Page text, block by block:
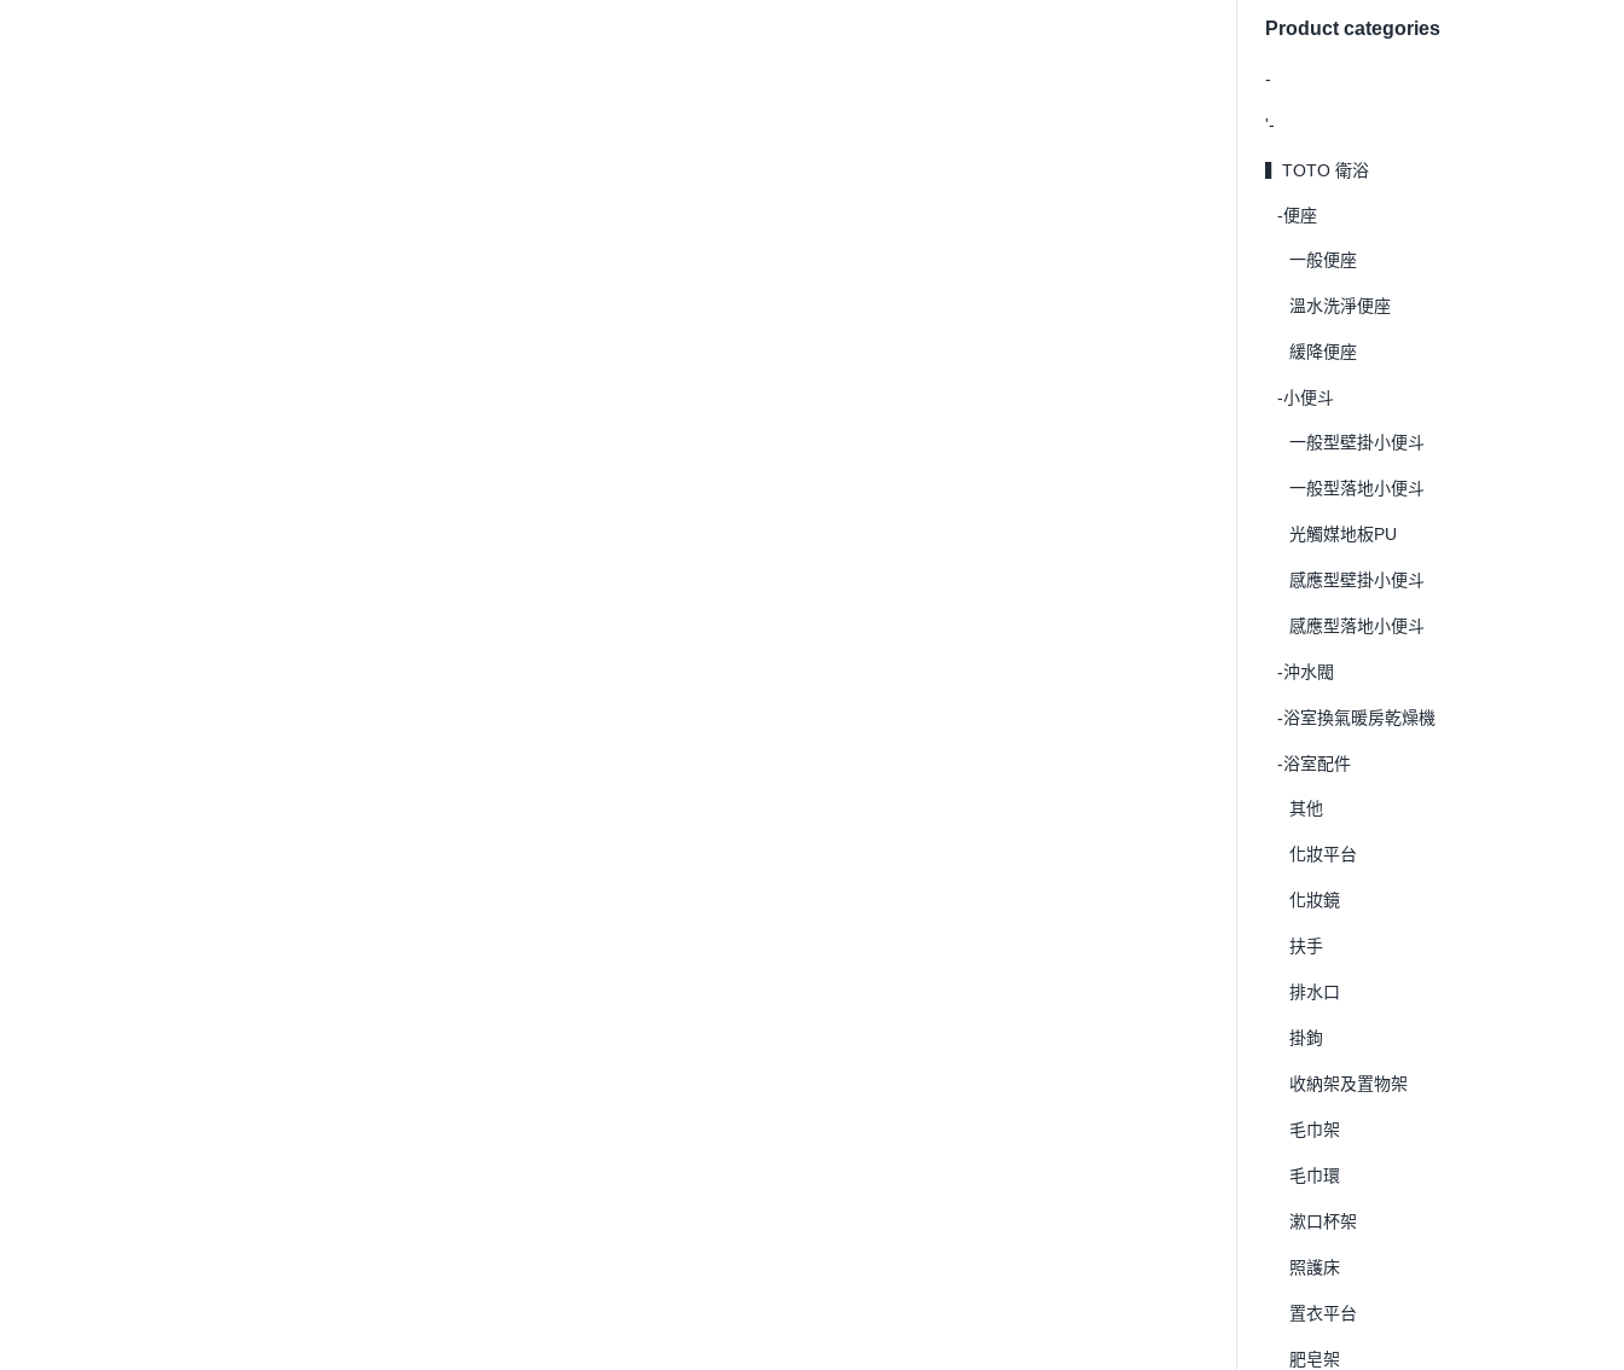
Product categories
-
'-
▍TOTO 衛浴
-便座
一般便座
溫水洗淨便座
緩降便座
-小便斗
一般型壁掛小便斗
一般型落地小便斗
光觸媒地板PU
感應型壁掛小便斗
感應型落地小便斗
-沖水閥
-浴室換氣暖房乾燥機
-浴室配件
其他
化妝平台
化妝鏡
扶手
排水口
掛鉤
收納架及置物架
毛巾架
毛巾環
漱口杯架
照護床
置衣平台
肥皂架